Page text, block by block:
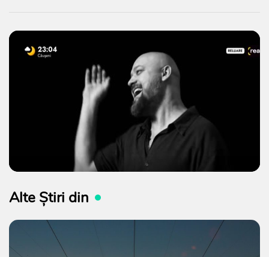
Alte Știri din